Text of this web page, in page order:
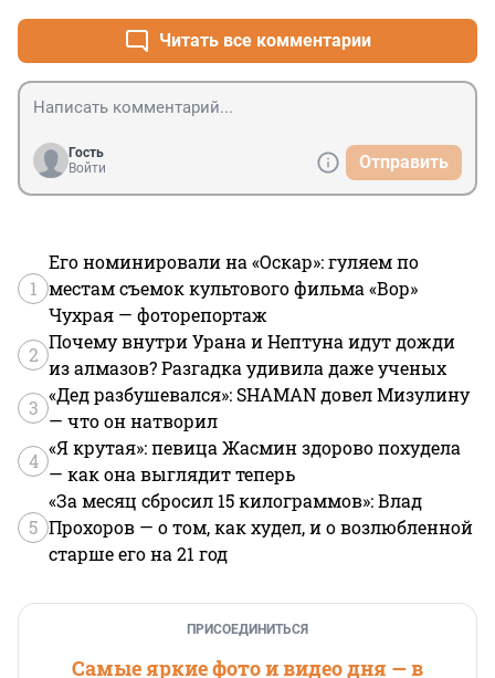
Читать все комментарии
Гость
Войти
Отправить
1
Его номинировали на «Оскар»: гуляем по
местам съемок культового фильма «Вор»
Чухрая — фоторепортаж
2
Почему внутри Урана и Нептуна идут дожди
из алмазов? Разгадка удивила даже ученых
3
«Дед разбушевался»: SHAMAN довел Мизулину
— что он натворил
4
«Я крутая»: певица Жасмин здорово похудела
— как она выглядит теперь
5
«За месяц сбросил 15 килограммов»: Влад
Прохоров — о том, как худел, и о возлюбленной
старше его на 21 год
ПРИСОЕДИНИТЬСЯ
Самые яркие фото и видео дня — в